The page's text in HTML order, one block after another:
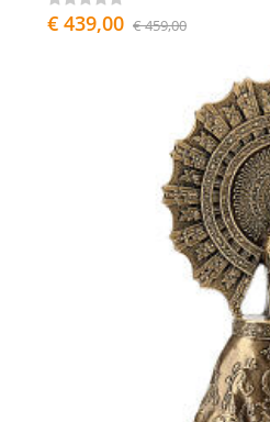
€ 439,00 € 459,00